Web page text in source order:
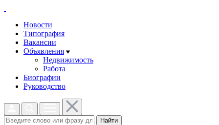
Новости
Типография
Вакансии
Объявления
Недвижимость
Работа
Биографии
Руководство
Найти